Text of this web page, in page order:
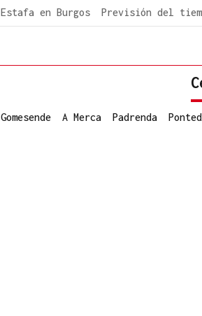
Estafa en Burgos Previsión del
Gomesende A Merca Padrenda